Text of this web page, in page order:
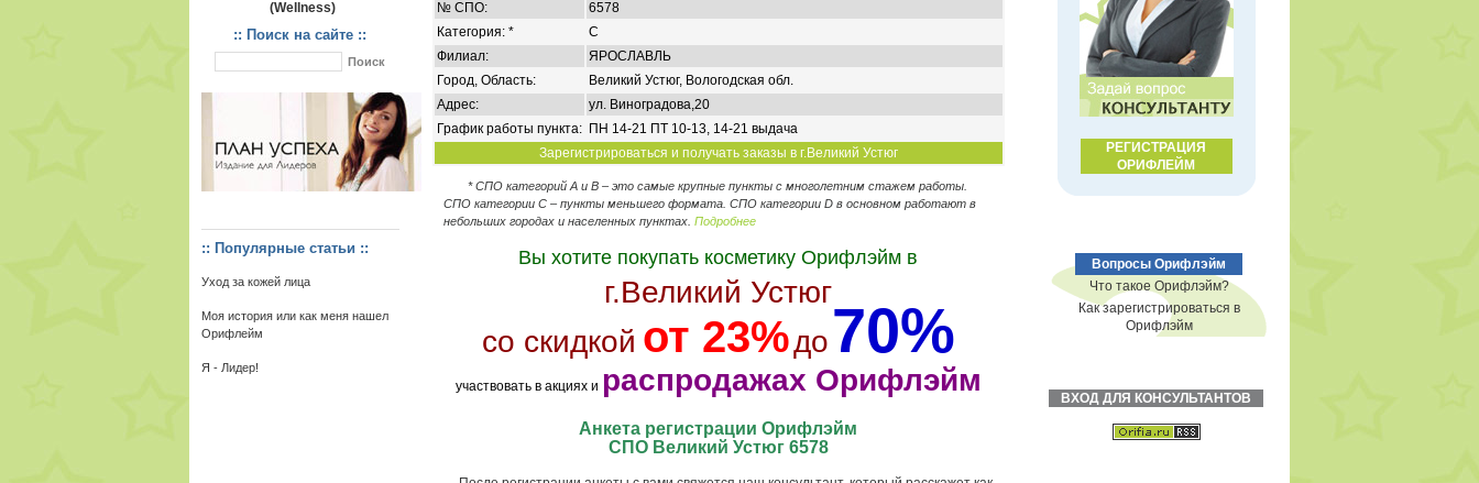
(Wellness)
:: Поиск на сайте ::
:: Популярные статьи ::
Уход за кожей лица
Моя история или как меня нашел
Орифлейм
Я - Лидер!
№ СПО:
6578
Категория: *
C
Филиал:
ЯРОСЛАВЛЬ
Город, Область:
Великий Устюг, Вологодская обл.
Адрес:
ул. Виноградова,20
График работы пункта: ПН 14-21 ПТ 10-13, 14-21 выдача
Зарегистрироваться и получать заказы в г.Великий Устюг
* СПО категорий А и В – это самые крупные пункты с многолетним стажем работы.
СПО категории C – пункты меньшего формата. СПО категории D в основном работают в
небольших городах и населенных пунктах. Подробнее
Вы хотите покупать косметику Орифлэйм в
г.Великий Устюг
со скидкой от 23%до70%
участвовать в акциях и распродажах Орифлэйм
Анкета регистрации Орифлэйм
СПО Великий Устюг 6578
РЕГИСТРАЦИЯ
ОРИФЛЕЙМ
Вопросы Орифлэйм
Что такое Орифлэйм?
Как зарегистрироваться в
Орифлэйм
ВХОД ДЛЯ КОНСУЛЬТАНТОВ